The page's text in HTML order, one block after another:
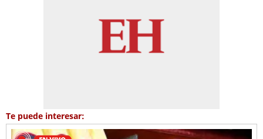
Te puede interesar: